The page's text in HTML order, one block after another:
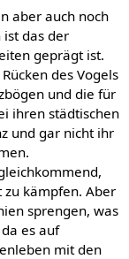
aber auch noch
das der
geprägt ist.
des Vogels
und die für
ihren städtischen
und gar nicht ihr
kämpfen. Aber
sprengen, was
es auf
mit den